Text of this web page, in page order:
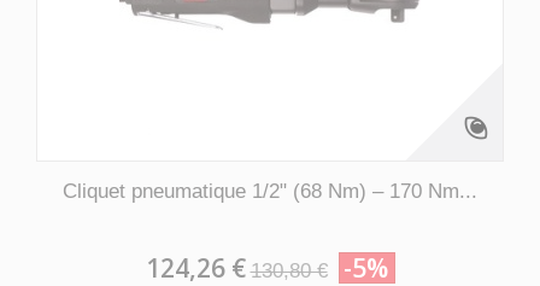
Cliquet pneumatique 1/2" (68 Nm) – 170 Nm...
124,26 € 130,80 € -5%